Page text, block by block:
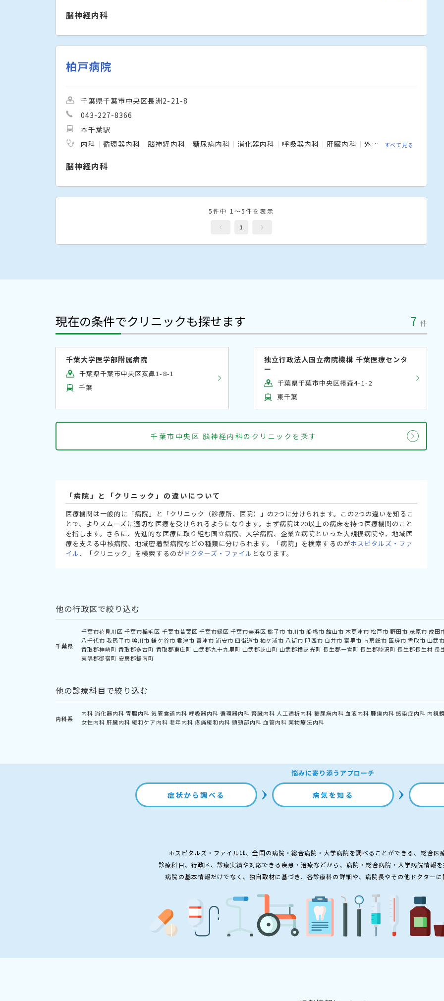
脳神経内科
柏戸病院
千葉県千葉市中央区長洲2-21-8
043-227-8366
本千葉駅
内科
循環器内科 脳神経内科 糖尿病内科 消化器内科 呼吸器内科 肝臓内科 外科 消化器外科
すべて見る
脳神経内科
5件中 1～5件を表示
1
現在の条件でクリニックも探せます 7 件
千葉大学医学部附属病院
千葉県千葉市中央区亥鼻1-8-1
千葉
独立行政法人国立病院機構 千葉医療センタ
ー
千葉県千葉市中央区椿森4-1-2
東千葉
千葉市中央区 脳神経内科のクリニックを探す
「病院」と「クリニック」の違いについて
医療機関は一般的に「病院」と「クリニック（診療所、医院）」の2つに分けられます。この2つの違いを知るこ
とで、よりスムーズに適切な医療を受けられるようになります。まず病院は20以上の病床を持つ医療機関のこと
を指します。さらに、先進的な医療に取り組む国立病院、大学病院、企業立病院といった大規模病院や、地域医
療を支える中核病院、地域密着型病院などの種類に分けられます。「病院」を検索するのがホスピタルズ・ファ
イル、「クリニック」を検索するのが ドクターズ・ファイル となります。
他の行政区で絞り込む
千葉県
千葉市花見川区 千葉市稲毛区 千葉市若葉区 千葉市緑区 千葉市美浜区 銚子市 市川市 船橋市 館山市 木更津市 松戸市 野田市 茂原市 成田
八千代市 我孫子市 鴨川市 鎌ケ谷市 君津市 富津市 浦安市 四街道市 袖ケ浦市 八街市 印西市 白井市 富里市 南房総市 匝瑳市 香取市 山武市
香取郡神崎町 香取郡多古町 香取郡東庄町 山武郡九十九里町 山武郡芝山町 山武郡横芝光町 長生郡一宮町 長生郡睦沢町 長生郡長生村 長
夷隅郡御宿町 安房郡鋸南町
他の診療科目で絞り込む
内科系
内科 消化器内科 胃腸内科 気管食道内科 呼吸器内科 循環器内科 腎臓内科 人工透析内科 糖尿病内科 血液内科 腫瘍内科 感染症内科 内視
女性内科 肝臓内科 緩和ケア内科 老年内科 疼痛緩和内科 頭頸部内科 血管内科 薬物療法内科
悩みに寄り添うアプローチ
症状から調べる 病気を知る
ホスピタルズ・ファイルは、全国の病院・総合病院・大学病院を調べることができる、総合医
診療科目、行政区、診療実績や対応できる疾患・治療などから、病院・総合病院・大学病院情報を
病院の基本情報だけでなく、独自取材に基づき、各診療科の詳細や、病院長やその他ドクターに